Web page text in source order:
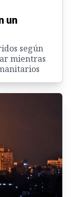
un
según
mientras